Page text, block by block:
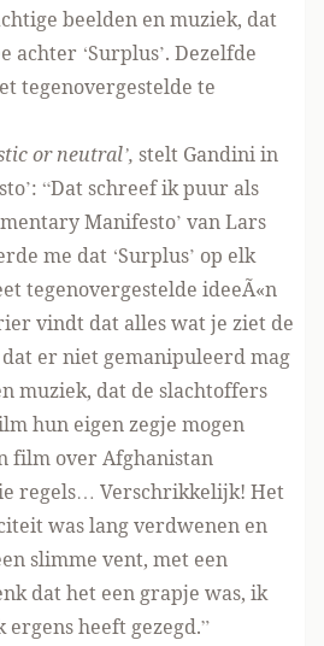
beelden en muziek, dat
achter ‘Surplus’. Dezelfde
tegenovergestelde te
or neutral’, stelt Gandini in
“Dat schreef ik puur als
Manifesto’ van Lars
me dat ‘Surplus’ op elk
tegenovergestelde ideeÃ«n
vindt dat alles wat je ziet de
er niet gemanipuleerd mag
muziek, dat de slachtoffers
hun eigen zegje mogen
film over Afghanistan
regels… Verschrikkelijk! Het
was lang verdwenen en
slimme vent, met een
dat het een grapje was, ik
heeft gezegd.”